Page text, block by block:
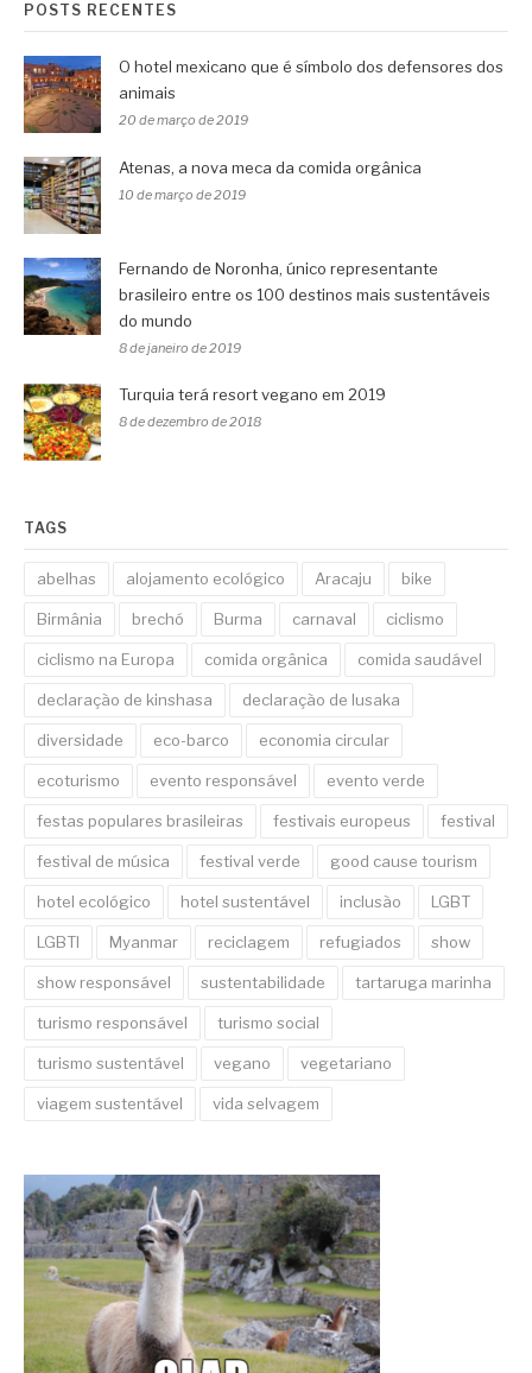
POSTS RECENTES
O hotel mexicano que é símbolo dos defensores dos
animais
20 de março de 2019
Atenas, a nova meca da comida orgânica
10 de março de 2019
Fernando de Noronha, único representante
brasileiro entre os 100 destinos mais sustentáveis
do mundo
8 de janeiro de 2019
Turquia terá resort vegano em 2019
8 de dezembro de 2018
TAGS
abelhas alojamento ecológico Aracaju bike
Birmânia brechó Burma carnaval ciclismo
ciclismo na Europa comida orgânica comida saudável
declaração de kinshasa declaração de lusaka
diversidade eco-barco economia circular
ecoturismo evento responsável evento verde
festas populares brasileiras festivais europeus festival
festival de música festival verde good cause tourism
hotel ecológico hotel sustentável inclusão LGBT
LGBTI Myanmar reciclagem refugiados show
show responsável sustentabilidade tartaruga marinha
turismo responsável turismo social
turismo sustentável vegano vegetariano
viagem sustentável vida selvagem